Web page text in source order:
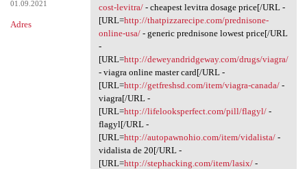
01.09.2021
Adres
cost-levitra/- cheapest levitra dosage price[/URL -
[URL=http://thatpizzarecipe.com/prednisone-
online-usa/- generic prednisone lowest price[/URL
-
[URL=http://deweyandridgeway.com/drugs/viagra/
- viagra online master card[/URL -
[URL=http://getfreshsd.com/item/viagra-canada/-
viagra[/URL -
[URL=http://lifelooksperfect.com/pill/flagyl/-
flagyl[/URL -
[URL=http://autopawnohio.com/item/vidalista/-
vidalista de 20[/URL -
[URL=http://stephacking.com/item/lasix/-